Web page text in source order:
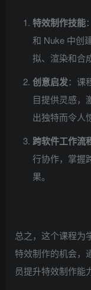
特效制作技能
和 Nuke 中创
拟、渲染和合
创意启发：课
目提供灵感，
出独特而令人
跨软件工作流
行协作，掌握
果。
总之，这个课程为
特效制作的机会，
员提升特效制作能